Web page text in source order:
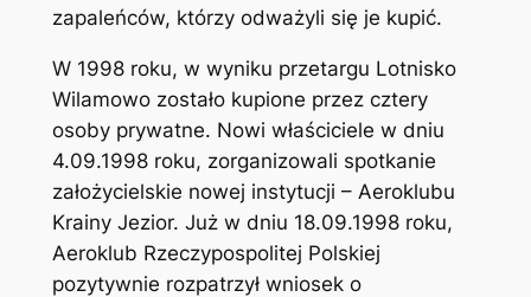
zapaleńców, którzy odważyli się je kupić.
W 1998 roku, w wyniku przetargu Lotnisko
Wilamowo zostało kupione przez cztery
osoby prywatne. Nowi właściciele w dniu
4.09.1998 roku, zorganizowali spotkanie
założycielskie nowej instytucji – Aeroklubu
Krainy Jezior. Już w dniu 18.09.1998 roku,
Aeroklub Rzeczypospolitej Polskiej
pozytywnie rozpatrzył wniosek o